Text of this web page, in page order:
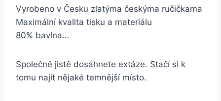
Vyrobeno v Česku zlatýma českýma ručičkama
Maximální kvalita tisku a materiálu
80% bavlna…
Společně jistě dosáhnete extáze. Stačí si k
tomu najít nějaké temnější místo.